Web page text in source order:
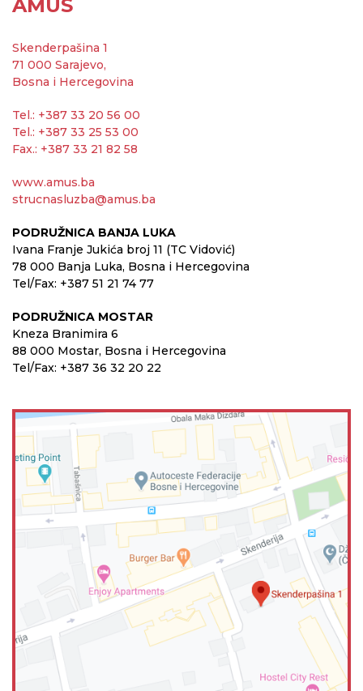
AMUS
Skenderpašina 1
71 000 Sarajevo,
Bosna i Hercegovina
Tel.: +387 33 20 56 00
Tel.: +387 33 25 53 00
Fax.: +387 33 21 82 58
www.amus.ba
strucnasluzba@amus.ba
PODRUŽNICA BANJA LUKA
Ivana Franje Jukića broj 11 (TC Vidović)
78 000 Banja Luka, Bosna i Hercegovina
Tel/Fax: +387 51 21 74 77
PODRUŽNICA MOSTAR
Kneza Branimira 6
88 000 Mostar, Bosna i Hercegovina
Tel/Fax: +387 36 32 20 22